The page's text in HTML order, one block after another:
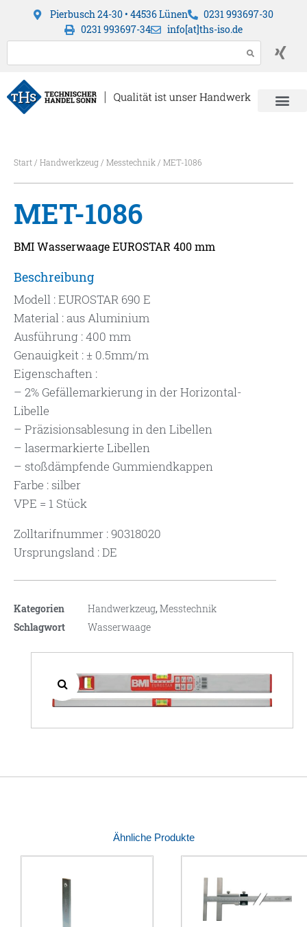
Pierbusch 24-30 • 44536 Lünen
0231 993697-30
0231 993697-34
info[at]ths-iso.de
Start/ Handwerkzeug/ Messtechnik/ MET-1086
MET-1086
BMI Wasserwaage EUROSTAR 400 mm
Beschreibung
Modell : EUROSTAR 690 E
Material : aus Aluminium
Ausführung : 400 mm
Genauigkeit : ± 0.5mm/m
Eigenschaften :
– 2% Gefällemarkierung in der Horizontal-
Libelle
– Präzisionsablesung in den Libellen
– lasermarkierte Libellen
– stoßdämpfende Gummiendkappen
Farbe : silber
VPE = 1 Stück
Zolltarifnummer : 90318020
Ursprungsland : DE
Kategorien Handwerkzeug,Messtechnik
Schlagwort
Wasserwaage
Ähnliche Produkte